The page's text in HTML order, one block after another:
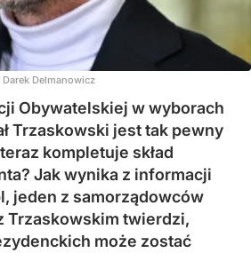
Darek Delmanowicz
Obywatelskiej w wyborach
Trzaskowski jest tak pewny
kompletuje skład
Jak wynika z informacji
jeden z samorządowców
Trzaskowskim twierdzi,
może zostać